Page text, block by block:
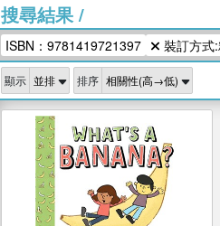
搜尋結果/
ISBN：9781419721397 裝訂方式
顯示 排序